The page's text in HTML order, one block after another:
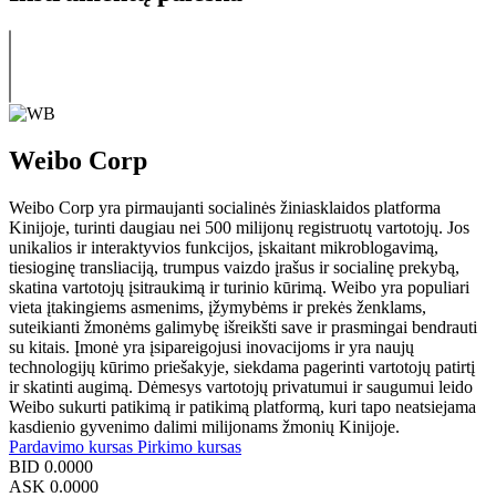
Weibo Corp
Weibo Corp yra pirmaujanti socialinės žiniasklaidos platforma
Kinijoje, turinti daugiau nei 500 milijonų registruotų vartotojų. Jos
unikalios ir interaktyvios funkcijos, įskaitant mikroblogavimą,
tiesioginę transliaciją, trumpus vaizdo įrašus ir socialinę prekybą,
skatina vartotojų įsitraukimą ir turinio kūrimą. Weibo yra populiari
vieta įtakingiems asmenims, įžymybėms ir prekės ženklams,
suteikianti žmonėms galimybę išreikšti save ir prasmingai bendrauti
su kitais. Įmonė yra įsipareigojusi inovacijoms ir yra naujų
technologijų kūrimo priešakyje, siekdama pagerinti vartotojų patirtį
ir skatinti augimą. Dėmesys vartotojų privatumui ir saugumui leido
Weibo sukurti patikimą ir patikimą platformą, kuri tapo neatsiejama
kasdienio gyvenimo dalimi milijonams žmonių Kinijoje.
Pardavimo kursas Pirkimo kursas
BID 0.0000
ASK 0.0000